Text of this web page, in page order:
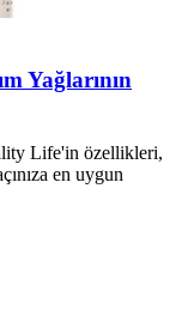
Yağlarının
Life'in özellikleri,
en uygun